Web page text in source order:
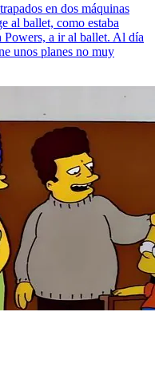
en dos máquinas
al ballet, como estaba
a ir al ballet. Al día
unos planes no muy